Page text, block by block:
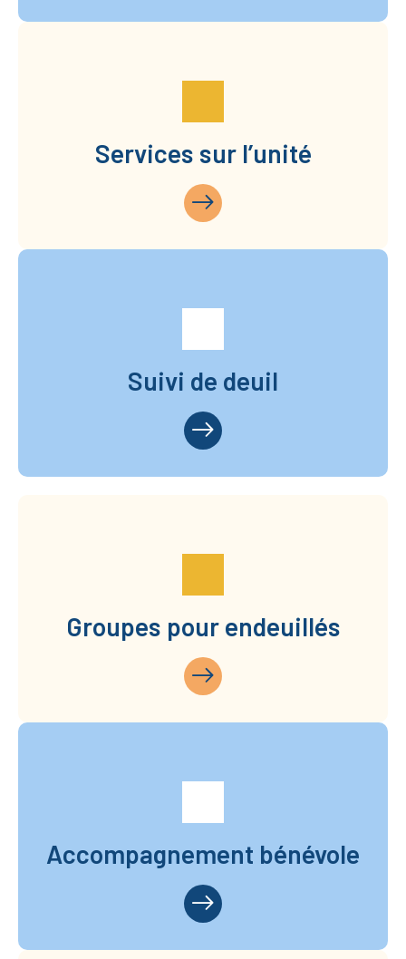
Services sur l’unité
Suivi de deuil
Groupes pour endeuillés
Accompagnement bénévole